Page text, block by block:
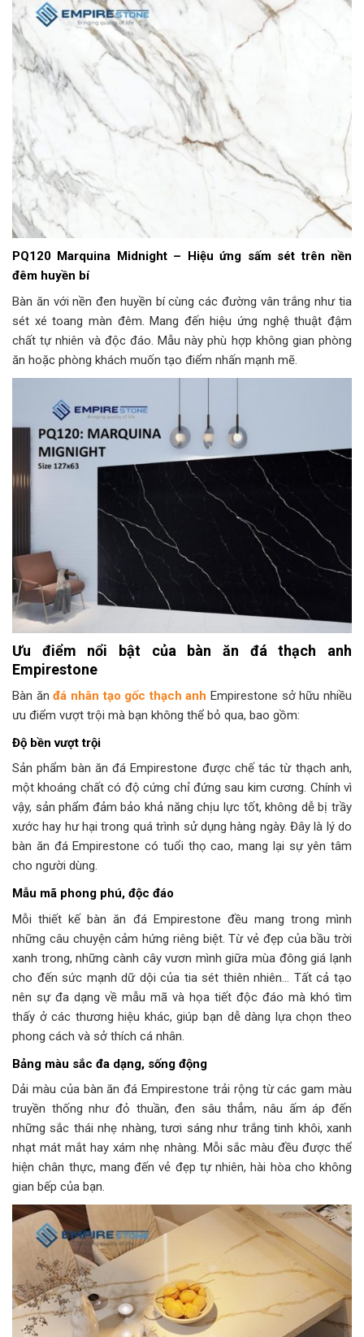
PQ120 Marquina Midnight – Hiệu ứng sấm sét trên nền
đêm huyền bí
Bàn ăn với nền đen huyền bí cùng các đường vân trắng như tia
sét xé toang màn đêm. Mang đến hiệu ứng nghệ thuật đậm
chất tự nhiên và độc đáo. Mẫu này phù hợp không gian phòng
ăn hoặc phòng khách muốn tạo điểm nhấn mạnh mẽ.
Ưu điểm nổi bật của bàn ăn đá thạch anh
Empirestone
Bàn ănđá nhân tạo gốc thạch anh Empirestone sở hữu nhiều
ưu điểm vượt trội mà bạn không thể bỏ qua, bao gồm:
Độ bền vượt trội
Sản phẩm bàn ăn đá Empirestone được chế tác từ thạch anh,
một khoáng chất có độ cứng chỉ đứng sau kim cương. Chính vì
vậy, sản phẩm đảm bảo khả năng chịu lực tốt, không dễ bị trầy
xước hay hư hại trong quá trình sử dụng hàng ngày. Đây là lý do
bàn ăn đá Empirestone có tuổi thọ cao, mang lại sự yên tâm
cho người dùng.
Mẫu mã phong phú, độc đáo
Mỗi thiết kế bàn ăn đá Empirestone đều mang trong mình
những câu chuyện cảm hứng riêng biệt. Từ vẻ đẹp của bầu trời
xanh trong, những cành cây vươn mình giữa mùa đông giá lạnh
cho đến sức mạnh dữ dội của tia sét thiên nhiên… Tất cả tạo
nên sự đa dạng về mẫu mã và họa tiết độc đáo mà khó tìm
thấy ở các thương hiệu khác, giúp bạn dễ dàng lựa chọn theo
phong cách và sở thích cá nhân.
Bảng màu sắc đa dạng, sống động
Dải màu của bàn ăn đá Empirestone trải rộng từ các gam màu
truyền thống như đỏ thuần, đen sâu thẳm, nâu ấm áp đến
những sắc thái nhẹ nhàng, tươi sáng như trắng tinh khôi, xanh
nhạt mát mắt hay xám nhẹ nhàng. Mỗi sắc màu đều được thể
hiện chân thực, mang đến vẻ đẹp tự nhiên, hài hòa cho không
gian bếp của bạn.